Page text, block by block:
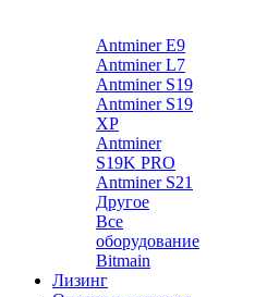
Antminer E9
Antminer L7
Antminer S19
Antminer S19
XP
Antminer
S19K PRO
Antminer S21
Другое
Все
оборудование
Bitmain
Лизинг